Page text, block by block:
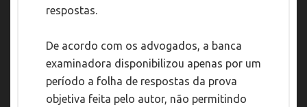
respostas.
De acordo com os advogados, a banca
examinadora disponibilizou apenas por um
período a folha de respostas da prova
objetiva feita pelo autor, não permitindo